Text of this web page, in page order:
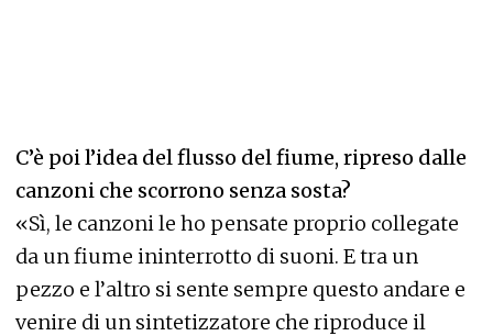
C’è poi l’idea del flusso del fiume, ripreso dalle
canzoni che scorrono senza sosta?
«Sì, le canzoni le ho pensate proprio collegate
da un fiume ininterrotto di suoni. E tra un
pezzo e l’altro si sente sempre questo andare e
venire di un sintetizzatore che riproduce il